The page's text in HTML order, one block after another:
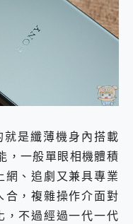
是纖薄機身內搭載
，一般單眼相機體積
、追劇又兼具專業
合，複雜操作介面對
，不過經過一代一代